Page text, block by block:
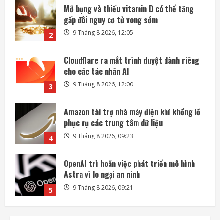
3
Cloudflare ra mắt trình duyệt dành riêng
cho các tác nhân AI
9 Tháng 8 2026, 12:00
4
Amazon tài trợ nhà máy điện khí khổng lồ
phục vụ các trung tâm dữ liệu
9 Tháng 8 2026, 09:23
5
OpenAI trì hoãn việc phát triển mô hình
Astra vì lo ngại an ninh
9 Tháng 8 2026, 09:21
1
SpaceX sẽ xúc tiến kế hoạch xây nhà máy
sản xuất vệ tinh trên Mặt Trăng
9 Tháng 8 2026, 14:54